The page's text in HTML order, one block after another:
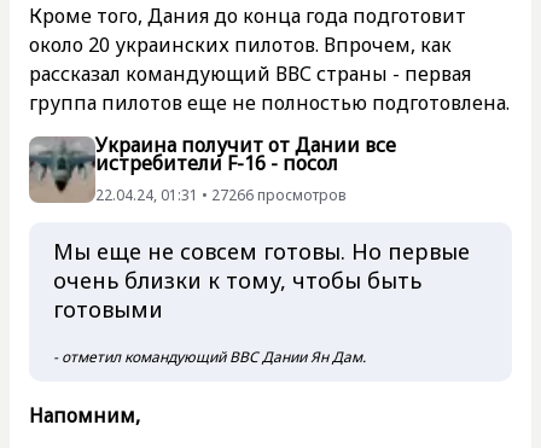
Кроме того, Дания до конца года подготовит
около 20 украинских пилотов. Впрочем, как
рассказал командующий ВВС страны - первая
группа пилотов еще не полностью подготовлена.
Украина получит от Дании все
истребители F-16 - посол
22.04.24, 01:31 • 27266 просмотров
Мы еще не совсем готовы. Но первые
очень близки к тому, чтобы быть
готовыми
- отметил командующий ВВС Дании Ян Дам.
Напомним,